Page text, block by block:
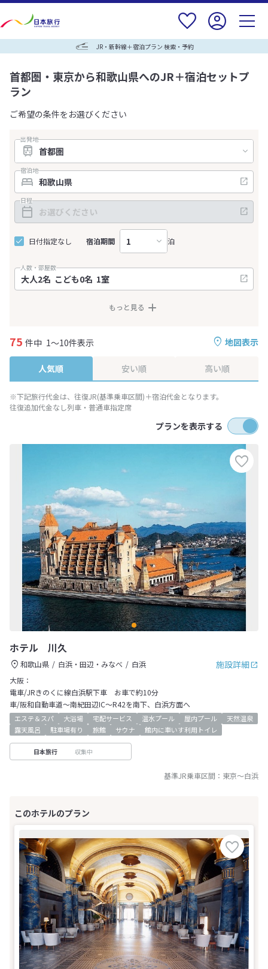
JR・新幹線＋宿泊プラン 検索・予約
首都圏・東京から和歌山県へのJR＋宿泊セットプ
ラン
ご希望の条件をお選びください
出発地
宿泊地
日程
日付指定なし 宿泊期間 泊
人数・部屋数
もっと見る
地図表示
75 件中 1～10件表示
人気順 安い順 高い順
※下記旅行代金は、往復JR(基準乗車区間)＋宿泊代金となります。
往復追加代金なし列車・普通車指定席
プランを表示する
ホテル 川久
施設詳細
和歌山県 白浜・田辺・みなべ
白浜
大阪：
電車/JRきのくに線白浜駅下車 お車で約10分
車/阪和自動車道～南紀田辺IC～R42を南下、白浜方面へ
エステ＆スパ 大浴場 宅配サービス 温水プール 屋内プール
天然温泉
露天風呂
駐車場有り 旅館 サウナ 館内に車いす利用トイレ
日本旅行 収集中
基準JR乗車区間： 東京～白浜